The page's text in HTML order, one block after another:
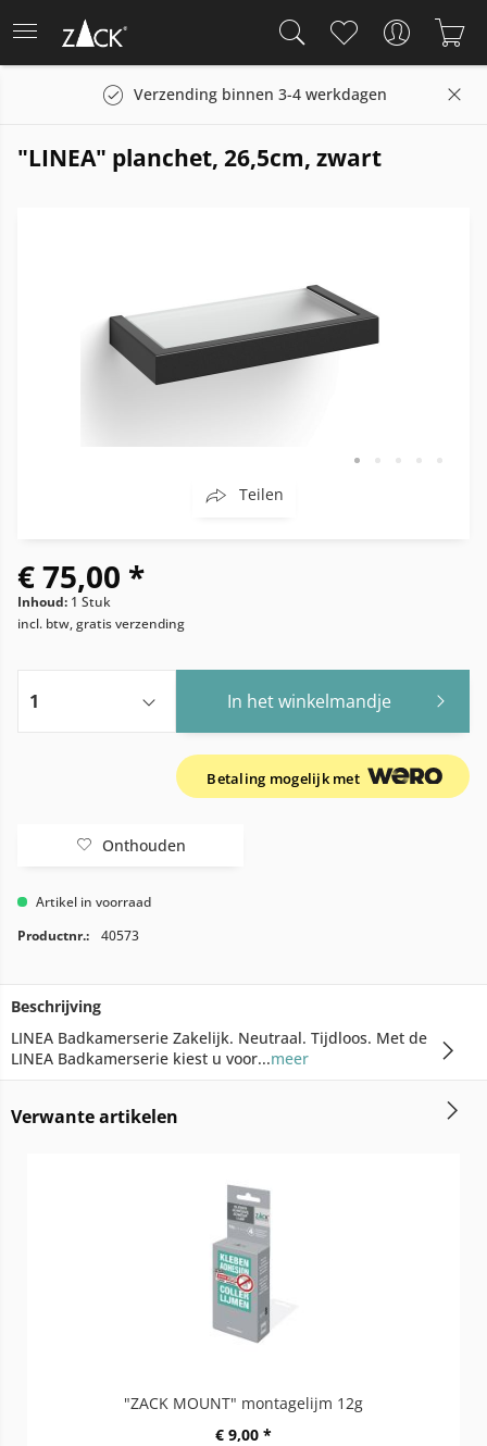
Verzending binnen 3-4 werkdagen
"LINEA" planchet, 26,5cm, zwart
Teilen
€ 75,00 *
Inhoud: 1 Stuk
incl. btw, gratis verzending
In het winkelmandje
Betaling mogelijk met
Onthouden
Artikel in voorraad
Productnr.:
40573
Beschrijving
LINEA Badkamerserie Zakelijk. Neutraal. Tijdloos. Met de
LINEA Badkamerserie kiest u voor...meer
Verwante artikelen
"ZACK MOUNT" montagelijm 12g
€ 9,00 *